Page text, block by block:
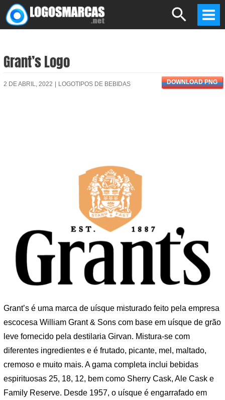
Skip
to
Search
Grant’s Logo
2 DE ABRIL, 2022 LOGOTIPOS DE BEBIDAS DOWNLOAD PNG
Grant’s é uma marca de uísque misturado feito pela empresa
escocesa William Grant & Sons com base em uísque de grão
leve fornecido pela destilaria Girvan. Mistura-se com
diferentes ingredientes e é frutado, picante, mel, maltado,
cremoso e muito mais. A gama completa inclui bebidas
espirituosas 25, 18, 12, bem como Sherry Cask, Ale Cask e
Family Reserve. Desde 1957, o uísque é engarrafado em